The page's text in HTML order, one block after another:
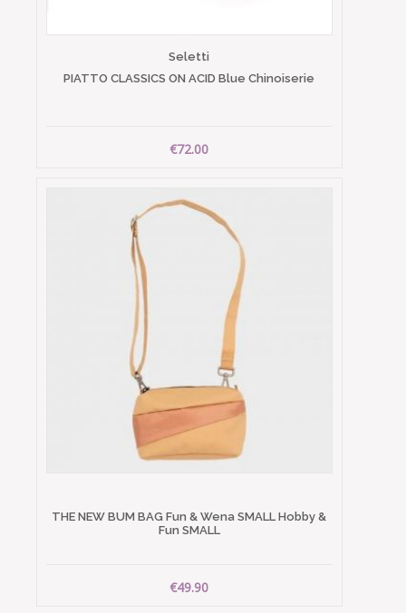
Seletti
PIATTO CLASSICS ON ACID Blue Chinoiserie
€72.00
THE NEW BUM BAG Fun & Wena SMALL Hobby &
Fun SMALL
€49.90